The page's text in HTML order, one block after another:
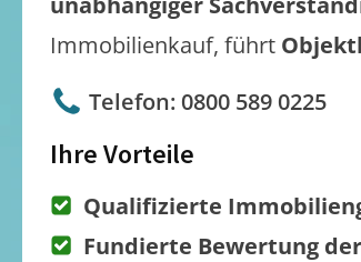
Immobilienkauf, führt
Telefon: 0800 589 0225
Ihre Vorteile
Qualifizierte
Fundierte Bewertung